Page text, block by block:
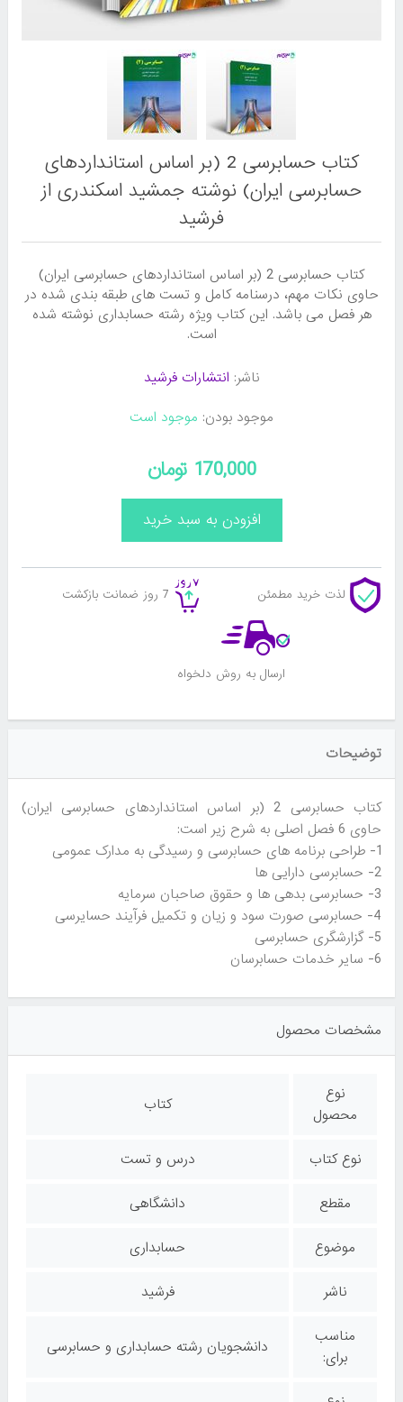
کتاب حسابرسی 2 (بر اساس استانداردهای
حسابرسی ایران) نوشته جمشید اسکندری از
فرشید
کتاب حسابرسی 2 (بر اساس استانداردهای حسابرسی ایران)
حاوی نکات مهم، درسنامه کامل و تست های طبقه بندی شده در
هر فصل می باشد. این کتاب ویژه رشته حسابداری نوشته شده
است.
ناشر: انتشارات فرشید
موجود بودن: موجود است
170,000 تومان
لذت خرید مطمئن 7 روز ضمانت بازکشت
ارسال به روش دلخواه
توضیحات
کتاب حسابرسی 2 (بر اساس استانداردهای حسابرسی ایران)
حاوی 6 فصل اصلی به شرح زیر است:
1- طراحی برنامه های حسابرسی و رسیدگی به مدارک عمومی
2- حسابرسی دارایی ها
3- حسابرسی بدهی ها و حقوق صاحبان سرمایه
4- حسابرسی صورت سود و زیان و تکمیل فرآیند حسایرسی
5- گزارشگری حسابرسی
6- سایر خدمات حسابرسان
مشخصات محصول
نوع
محصول
کتاب
نوع کتاب درس و تست
مقطع دانشگاهی
موضوع حسابداری
ناشر فرشید
مناسب
برای:
دانشجویان رشته حسابداری و حسابرسی